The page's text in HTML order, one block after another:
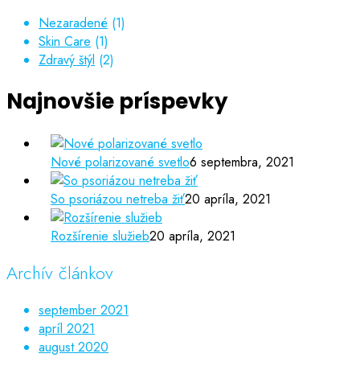
Nezaradené (1)
Skin Care (1)
Zdravý štýl (2)
Najnovšie príspevky
Nové polarizované svetlo6 septembra, 2021
So psoriázou netreba žiť20 apríla, 2021
Rozšírenie služieb20 apríla, 2021
Archív článkov
september 2021
apríl 2021
august 2020